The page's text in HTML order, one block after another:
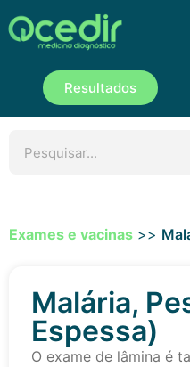
Resultados
Exames e vacinas >>
Malária,
Espessa)
O exame de lâmina é